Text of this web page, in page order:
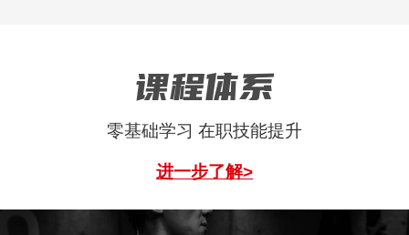
课程体系
零基础学习 在职技能提升
进一步了解>